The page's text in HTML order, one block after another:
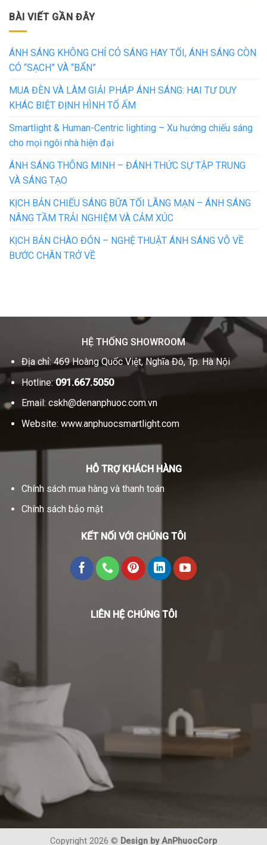
BÀI VIẾT GẦN ĐÂY
ÁNH SÁNG KHÔNG CHỈ CÓ SÁNG HAY TỐI, ÁNH SÁNG CÒN
CÓ “SẠCH” VÀ “BẨN”
MUA ĐÈN VÀ LÀM GIẢI PHÁP ÁNH SÁNG: HAI TƯ DUY
KHÁC BIỆT ĐỊNH HÌNH TỔ ẤM
Smartlight & Human-Centric lighting – Xu hướng chiếu sáng
cho mọi ngôi nhà hiện đại
ÁNH SÁNG THÔNG MINH – ĐÁNH THỨC SỰ TẬP TRUNG
VÀ SÁNG TẠO
KỊCH BẢN CHIẾU SÁNG BỮA TỐI LÃNG MẠN – ÁNH SÁNG
NÂNG TẦM TRẢI NGHIỆM VÀ CẢM XÚC
KỊCH BẢN CHÀO ĐÓN – NGHỆ THUẬT ÁNH SÁNG VỖ VỀ
BƯỚC CHÂN TRỞ VỀ
HỆ THỐNG SHOWROOM
Địa chỉ: 469 Hoàng Quốc Việt, Nghĩa Đô, Tp. Hà Nội
Hotline:091.667.5050
Email: cskh@denanphuoc.com.vn
Website: www.anphuocsmartlight.com
HỖ TRỢ KHÁCH HÀNG
Chính sách mua hàng và thanh toán
Chính sách bảo mật
KẾT NỐI VỚI CHÚNG TÔI
LIÊN HỆ CHÚNG TÔI
Copyright 2026 © Design by AnPhuocCorp